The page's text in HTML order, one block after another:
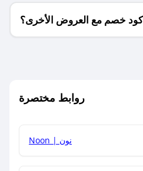
خصم مع العروض الأخرى؟
روابط مختصرة
Noon | نون